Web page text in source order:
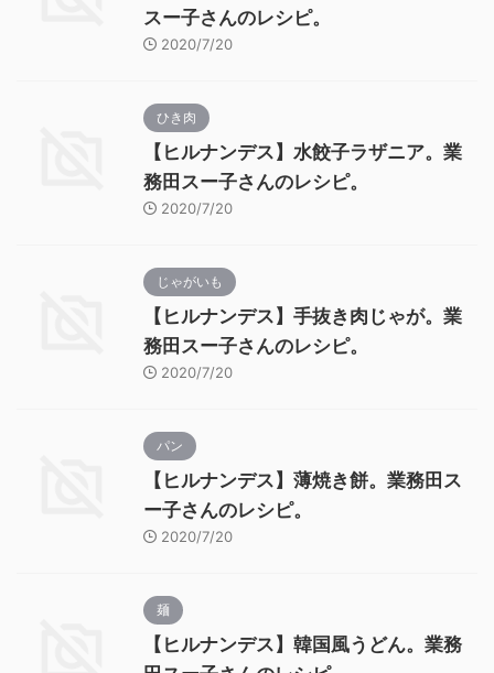
スー子さんのレシピ。
2020/7/20
ひき肉
【ヒルナンデス】水餃子ラザニア。業
務田スー子さんのレシピ。
2020/7/20
じゃがいも
【ヒルナンデス】手抜き肉じゃが。業
務田スー子さんのレシピ。
2020/7/20
パン
【ヒルナンデス】薄焼き餅。業務田ス
ー子さんのレシピ。
2020/7/20
麺
【ヒルナンデス】韓国風うどん。業務